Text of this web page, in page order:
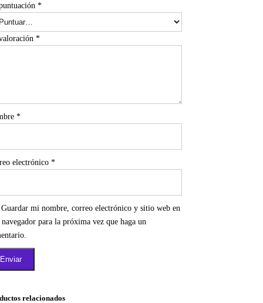
*
*
*
electrónico *
Guardar mi nombre, correo electrónico y sitio web en
navegador para la próxima vez que haga un
relacionados